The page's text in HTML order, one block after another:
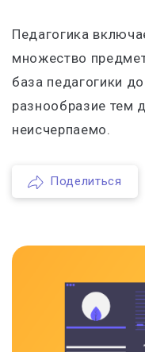
Педагогика
множество
база педагогики
разнообразие тем
неисчерпаемо.
Поделиться